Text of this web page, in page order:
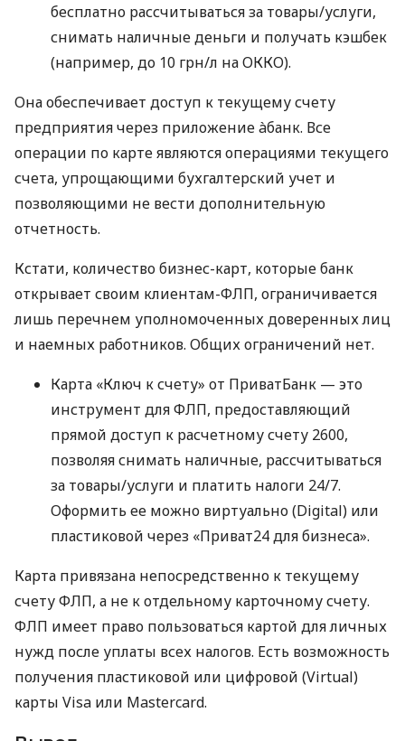
бесплатно рассчитываться за товары/услуги,
снимать наличные деньги и получать кэшбек
(например, до 10 грн/л на ОККО).
Она обеспечивает доступ к текущему счету
предприятия через приложение àбанк. Все
операции по карте являются операциями текущего
счета, упрощающими бухгалтерский учет и
позволяющими не вести дополнительную
отчетность.
Кстати, количество бизнес-карт, которые банк
открывает своим клиентам-ФЛП, ограничивается
лишь перечнем уполномоченных доверенных лиц
и наемных работников. Общих ограничений нет.
Карта «Ключ к счету» от ПриватБанк — это
инструмент для ФЛП, предоставляющий
прямой доступ к расчетному счету 2600,
позволяя снимать наличные, рассчитываться
за товары/услуги и платить налоги 24/7.
Оформить ее можно виртуально (Digital) или
пластиковой через «Приват24 для бизнеса».
Карта привязана непосредственно к текущему
счету ФЛП, а не к отдельному карточному счету.
ФЛП имеет право пользоваться картой для личных
нужд после уплаты всех налогов. Есть возможность
получения пластиковой или цифровой (Virtual)
карты Visa или Mastercard.